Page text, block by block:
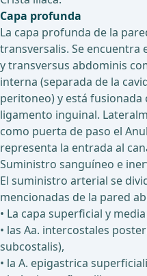
Capa profunda
La capa profunda de la
transversalis. Se encuentra
y transversus abdominis
interna (separada de la
peritoneo) y está fusionada
ligamento inguinal.
como puerta de paso el
representa la entrada al
Suministro sanguíneo e
El suministro arterial se
mencionadas de la pared
• La capa superficial y
• las Aa. intercostales
subcostalis),
• la A. epigastrica